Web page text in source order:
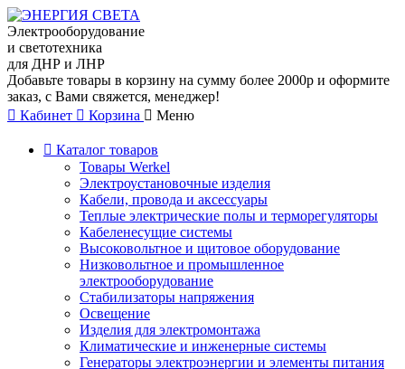
Электрооборудование
и светотехника
для ДНР и ЛНР
Добавьте товары в корзину на сумму более 2000р и оформите
заказ, с Вами свяжется, менеджер!
Кабинет
Корзина Меню
Каталог товаров
Товары Werkel
Электроустановочные изделия
Кабели, провода и аксессуары
Теплые электрические полы и терморегуляторы
Кабеленесущие системы
Высоковольтное и щитовое оборудование
Низковольтное и промышленное
электрооборудование
Стабилизаторы напряжения
Освещение
Изделия для электромонтажа
Климатические и инженерные системы
Генераторы электроэнергии и элементы питания